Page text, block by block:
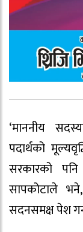
‘माननीय
पदार्थको
सरकारको
सापकोटाले
सदनसमक्ष पेश